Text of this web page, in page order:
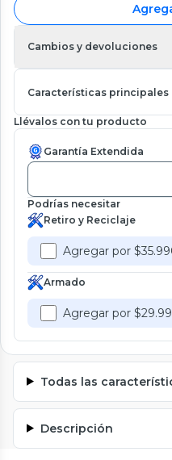
Cambios y devoluciones
Características principales
Llévalos con tu producto
Garantía Extendida
Podrías necesitar
Retiro y Reciclaje
Agregar por
Armado
Agregar por
Todas las
Descripción